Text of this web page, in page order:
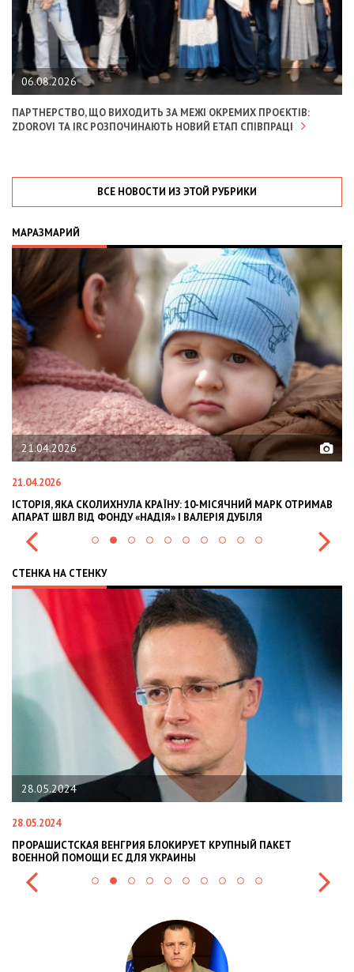
06.08.2026
ПАРТНЕРСТВО, ЩО ВИХОДИТЬ ЗА МЕЖІ ОКРЕМИХ ПРОЄКТІВ:
ZDOROVI ТА IRC РОЗПОЧИНАЮТЬ НОВИЙ ЕТАП СПІВПРАЦІ
ВСЕ НОВОСТИ ИЗ ЭТОЙ РУБРИКИ
МАРАЗМАРИЙ
ОТРИМАВ
02.02.2026
OLEKSII ABASOV: HOW UKRAINIAN BUSINESSES CAN
INTERNATIONAL INVESTMENTS AND HEDGE RISKS
СТЕНКА НА СТЕНКУ
ПАКЕТ
22.01.2024
НАЦПОЛІЦІЯ ЛЯКАЄ ГРОМАДЯН ПОГІРШЕННЯМ
СИТУАЦІЇ В РАЗІ МОБІЛІЗАЦІЇ ПОЛІЦІЯНТІВ НА